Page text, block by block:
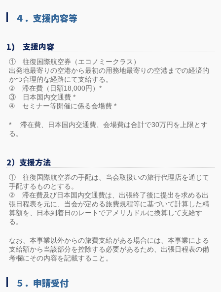
４．支援内容等
1) 支援内容
① 往復国際航空券（エコノミークラス）
出発地最寄りの空港から最初の用務地最寄りの空港までの経済的
かつ合理的な経路にて支給する。
② 滞在費（日額18,000円）*
③ 日本国内交通費 *
④ セミナー等開催に係る会場費 *
* 滞在費、日本国内交通費、会場費は合計で30万円を上限とす
る。
2）支援方法
① 往復国際航空券の手配は、当会取扱いの旅行代理店を通じて
手配するものとする。
② 滞在費及び日本国内交通費は、出張終了後に提出を求める出
張日程表を元に、当会が定める旅費規程等に基づいて計算した精
算額を、日本到着日のレートでアメリカドルに換算して支給す
る。
なお、本事業以外からの旅費支給がある場合には、本事業による
支給額から当該部分を控除する必要があるため、出張日程表の備
考欄にその内容を記載すること。
５．申請受付